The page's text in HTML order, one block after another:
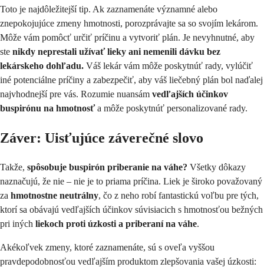
Toto je najdôležitejší tip. Ak zaznamenáte významné alebo
znepokojujúce zmeny hmotnosti, porozprávajte sa so svojím lekárom.
Môže vám pomôcť určiť príčinu a vytvoriť plán. Je nevyhnutné, aby
ste nikdy neprestali užívať lieky ani nemenili dávku bez
lekárskeho dohľadu. Váš lekár vám môže poskytnúť rady, vylúčiť
iné potenciálne príčiny a zabezpečiť, aby váš liečebný plán bol naďalej
najvhodnejší pre vás. Rozumie nuansám vedľajších účinkov
buspirónu na hmotnosťa môže poskytnúť personalizované rady.
Záver: Uisťujúce záverečné slovo
Takže, spôsobuje buspirón priberanie na váhe? Všetky dôkazy
naznačujú, že nie – nie je to priama príčina. Liek je široko považovaný
za hmotnostne neutrálny, čo z neho robí fantastickú voľbu pre tých,
ktorí sa obávajú vedľajších účinkov súvisiacich s hmotnosťou bežných
pri iných liekoch proti úzkosti a priberaní na váhe.
Akékoľvek zmeny, ktoré zaznamenáte, sú s oveľa vyššou
pravdepodobnosťou vedľajším produktom zlepšovania vašej úzkosti: